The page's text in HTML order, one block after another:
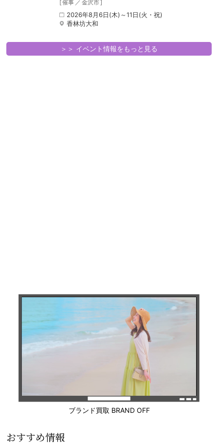
[催事 ／ 金沢市]
2026年8月6日(木)～11日(火・祝)
香林坊大和
＞＞ イベント情報をもっと見る
ブランド買取 BRAND OFF
おすすめ情報